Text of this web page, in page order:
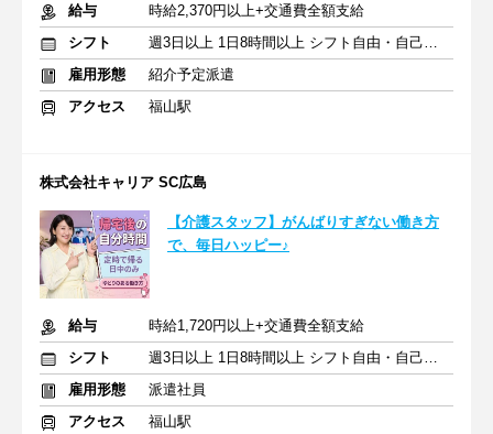
給与
時給2,370円以上+交通費全額支給
シフト
週3日以上 1日8時間以上 シフト自由・自己申告
雇用形態
紹介予定派遣
アクセス
福山駅
株式会社キャリア SC広島
【介護スタッフ】がんばりすぎない働き方
で、毎日ハッピー♪
給与
時給1,720円以上+交通費全額支給
シフト
週3日以上 1日8時間以上 シフト自由・自己申告
雇用形態
派遣社員
アクセス
福山駅